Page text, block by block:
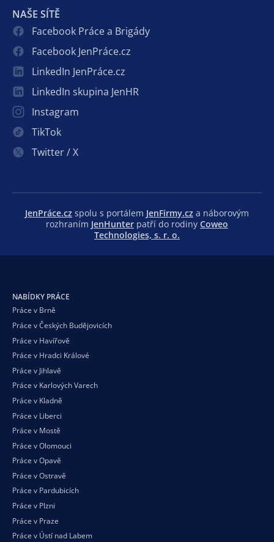
NAŠE SÍTĚ
Facebook Práce a Brigády
Facebook JenPráce.cz
LinkedIn JenPráce.cz
LinkedIn skupina JenHR
Instagram
TikTok
Twitter / X
JenPráce.cz spolu s portálem JenFirmy.cz a náborovým
rozhraním JenHunter patří do rodiny Coweo
Technologies, s. r. o.
NABÍDKY PRÁCE
Práce v Brně
Práce v Českých Budějovicích
Práce v Havířově
Práce v Hradci Králové
Práce v Jihlavě
Práce v Karlových Varech
Práce v Kladně
Práce v Liberci
Práce v Mostě
Práce v Olomouci
Práce v Opavě
Práce v Ostravě
Práce v Pardubicích
Práce v Plzni
Práce v Praze
Práce v Ústí nad Labem